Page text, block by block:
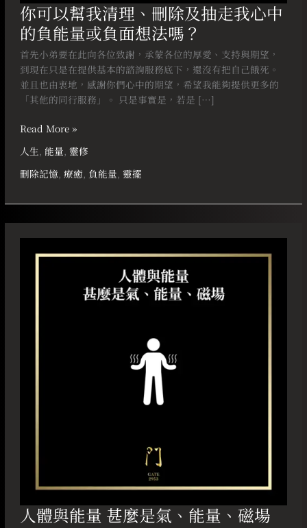
你可以幫我清理、刪除及抽走我心中
的負能量或負面想法嗎？
首先小弟要在此向各位致謝，承蒙各位的厚愛、支持與期望，
到現在只是在提供基本的諮詢服務底下，還沒有把自己餓死。
並且也由衷地，感謝你們心中的期望，希望我能夠提供更多的
「其他的同行服務」。 只是事實是，若是 […]
或
負
面
想
法
嗎？
Read More »
人生, 能量,靈修
刪除記憶,療癒, 負能量,靈擺
人體與能量 甚麼是氣、能量、磁場